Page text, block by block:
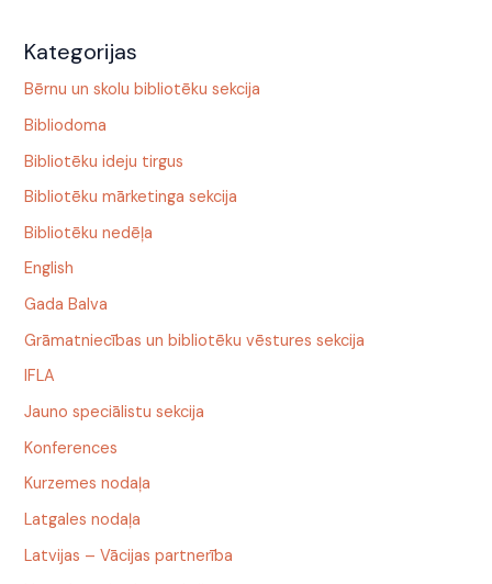
Kategorijas
Bērnu un skolu bibliotēku sekcija
Bibliodoma
Bibliotēku ideju tirgus
Bibliotēku mārketinga sekcija
Bibliotēku nedēļa
English
Gada Balva
Grāmatniecības un bibliotēku vēstures sekcija
IFLA
Jauno speciālistu sekcija
Konferences
Kurzemes nodaļa
Latgales nodaļa
Latvijas – Vācijas partnerība